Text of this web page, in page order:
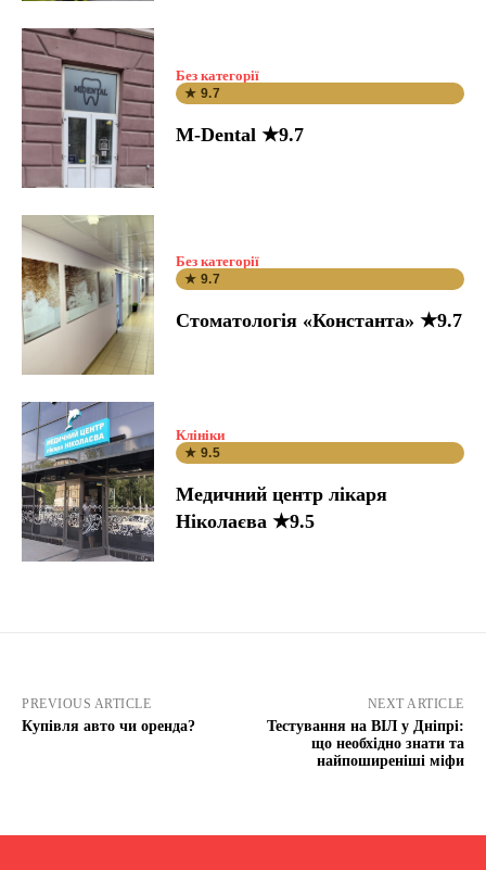
Без категорії
★ 9.7
M-Dental ★9.7
Без категорії
★ 9.7
Стоматологія «Константа» ★9.7
Клініки
★ 9.5
Медичний центр лікаря
Ніколаєва ★9.5
PREVIOUS ARTICLE
Купівля авто чи оренда?
NEXT ARTICLE
Тестування на ВІЛ у Дніпрі:
що необхідно знати та
найпоширеніші міфи